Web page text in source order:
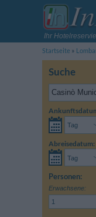
Ihr
Startseite
Suche
Abreisedatum:
Personen:
Erwachsene: